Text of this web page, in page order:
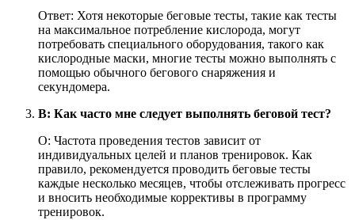
Ответ: Хотя некоторые беговые тесты, такие как тесты
на максимальное потребление кислорода, могут
потребовать специального оборудования, такого как
кислородные маски, многие тесты можно выполнять с
помощью обычного бегового снаряжения и
секундомера.
В: Как часто мне следует выполнять беговой тест?
О: Частота проведения тестов зависит от
индивидуальных целей и планов тренировок. Как
правило, рекомендуется проводить беговые тесты
каждые несколько месяцев, чтобы отслеживать прогресс
и вносить необходимые коррективы в программу
тренировок.